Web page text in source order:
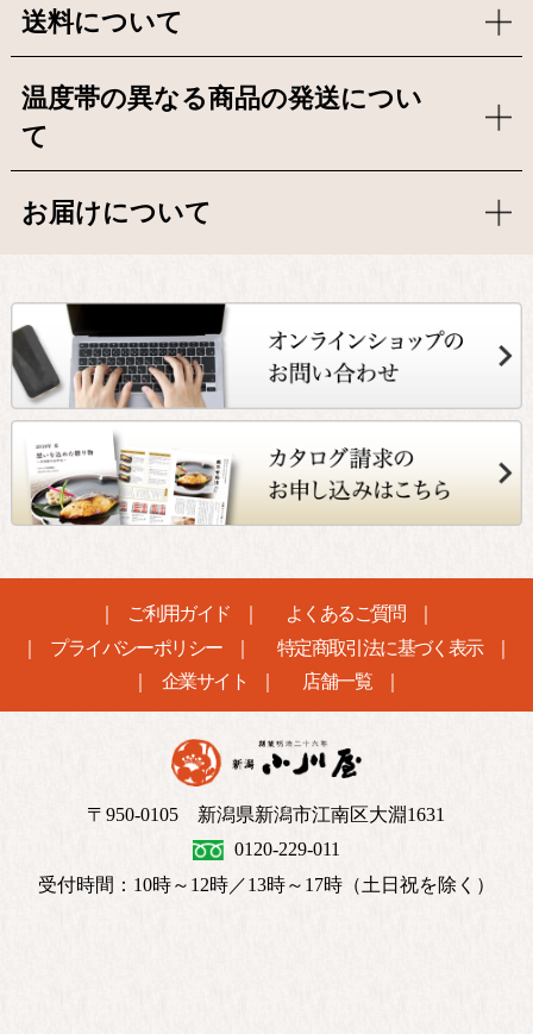
送料について
温度帯の異なる商品の発送につい
て
お届けについて
ご利用ガイド
よくあるご質問
プライバシーポリシー
特定商取引法に基づく表示
企業サイト
店舗一覧
〒950-0105 新潟県新潟市江南区大淵1631
0120-229-011
受付時間：10時～12時／13時～17時（土日祝を除く）